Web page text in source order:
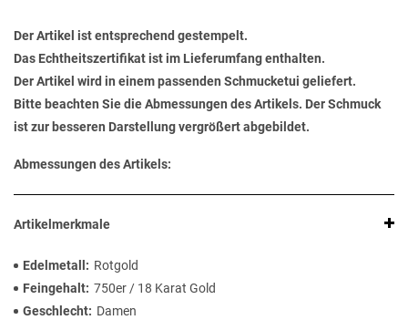
Der Artikel ist entsprechend gestempelt.
Das Echtheitszertifikat ist im Lieferumfang enthalten.
Der Artikel wird in einem passenden Schmucketui geliefert.
Bitte beachten Sie die Abmessungen des Artikels. Der Schmuck
ist zur besseren Darstellung vergrößert abgebildet.
Abmessungen des Artikels:
Artikelmerkmale
Edelmetall
Rotgold
Feingehalt 750er / 18 Karat Gold
Geschlecht
Damen